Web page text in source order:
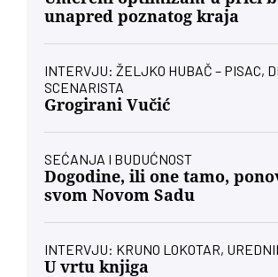
unapred poznatog kraja
INTERVJU: ŽELJKO HUBAČ – PISAC,
SCENARISTA
Grogirani Vučić
SEĆANJA I BUDUĆNOST
Dogodine, ili one tamo,
svom Novom Sadu
INTERVJU: KRUNO LOKOTAR,
U vrtu knjiga